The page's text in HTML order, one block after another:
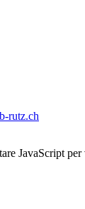
rutz.ch
JavaScript per